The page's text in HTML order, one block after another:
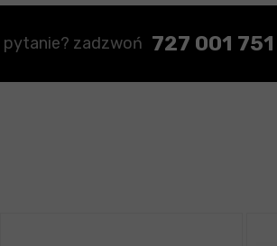
pytanie? zadzwoń 727 001 751